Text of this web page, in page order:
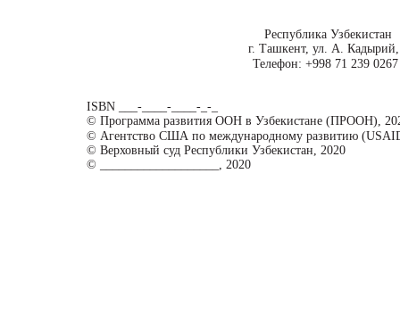
Республика Узбекистан
г. Ташкент, ул. А.
Телефон: +998 71 239 0267
ISBN ___-____-____-_-_
© Программа развития ООН в Узбекистане (ПРООН),
© Агентство США по международному развитию
© Верховный суд Республики Узбекистан, 2020
© ___________________, 2020